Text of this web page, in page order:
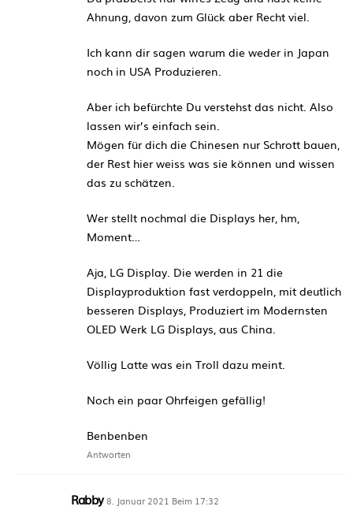
Ahnung, davon zum Glück aber Recht viel.
Ich kann dir sagen warum die weder in Japan
noch in USA Produzieren.
Aber ich befürchte Du verstehst das nicht. Also
lassen wir’s einfach sein.
Mögen für dich die Chinesen nur Schrott bauen,
der Rest hier weiss was sie können und wissen
das zu schätzen.
Wer stellt nochmal die Displays her, hm,
Moment…
Aja, LG Display. Die werden in 21 die
Displayproduktion fast verdoppeln, mit deutlich
besseren Displays, Produziert im Modernsten
OLED Werk LG Displays, aus China.
Völlig Latte was ein Troll dazu meint.
Noch ein paar Ohrfeigen gefällig!
Benbenben
Antworten
Rabby 8. Januar 2021 Beim 17:32